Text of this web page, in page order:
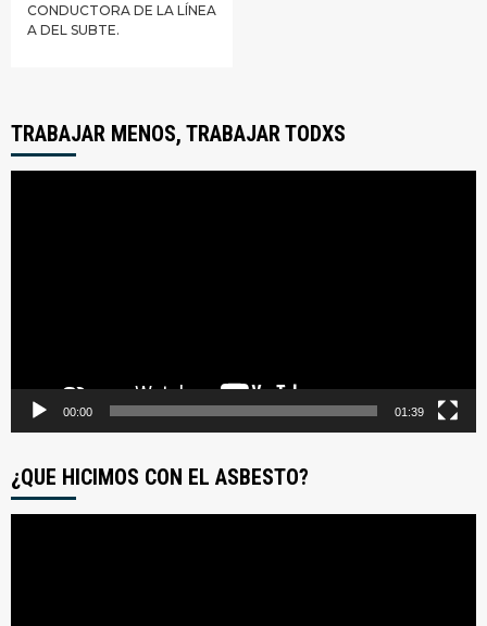
CONDUCTORA DE LA LÍNEA
A DEL SUBTE.
TRABAJAR MENOS, TRABAJAR TODXS
00:00 01:39
¿QUE HICIMOS CON EL ASBESTO?